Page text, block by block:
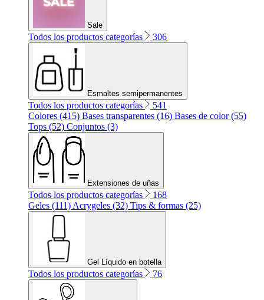
Sale
Todos los productos categorías 306
Esmaltes semipermanentes
Todos los productos categorías
541
Colores (415) Bases transparentes (16) Bases de color (55)
Tops (52) Conjuntos (3)
Extensiones de uñas
Todos los productos categorías
168
Geles (111) Acrygeles (32) Tips & formas (25)
Gel Líquido en botella
Todos los productos categorías 76